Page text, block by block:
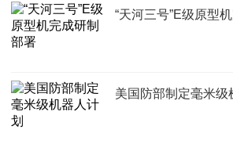
“天河三号”E级原型
美国防部制定毫米级